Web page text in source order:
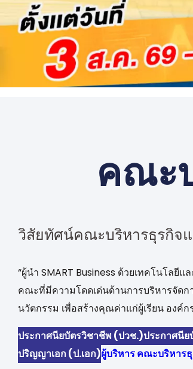
คณะ
วิสัยทัศน์คณะบริหารธุรกิจ
“ผู้นำ SMART Business ด้วยเทคโนโลยี
คณะที่มีความโดดเด่นด้านการบริหารจัด
นวัตกรรม เพื่อสร้างคุณค่าแก่ผู้เรียน องค์
ประกาศนียบัตรวิชาชีพ (ปวช.)ประกาศนี
ปริญญาเอก (ป.เอก)ผู้บริหาร คณะบริหาร